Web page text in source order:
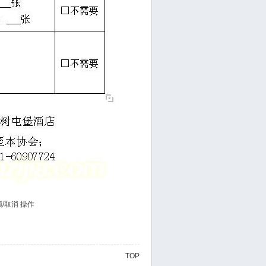
/取消 操作
TOP